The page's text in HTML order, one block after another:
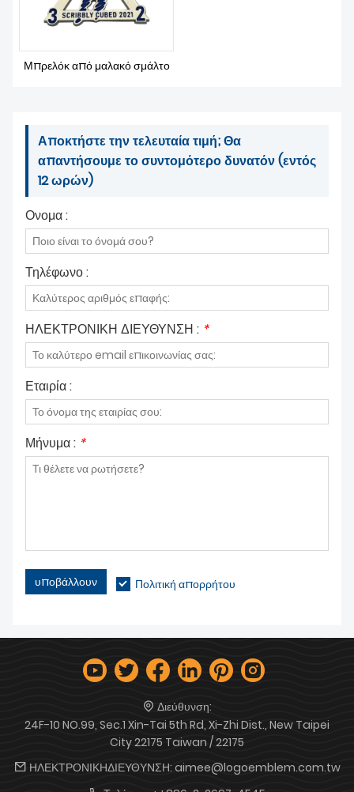
Μπρελόκ από μαλακό σμάλτο
Αποκτήστε την τελευταία τιμή; Θα
απαντήσουμε το συντομότερο δυνατόν (εντός
12 ωρών)
Ονομα :
Τηλέφωνο :
ΗΛΕΚΤΡΟΝΙΚΗ ΔΙΕΥΘΥΝΣΗ : *
Εταιρία :
Μήνυμα : *
υποβάλλουν Πολιτική απορρήτου
Διεύθυνση:
24F-10 NO.99, Sec.1 Xin-Tai 5th Rd, Xi-Zhi Dist., New Taipei
City 22175 Taiwan / 22175
ΗΛΕΚΤΡΟΝΙΚΗΔΙΕΥΘΥΝΣΗ: aimee@logoemblem.com.tw